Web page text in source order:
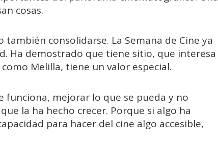
cosas.
también consolidarse. La Semana de Cine ya
Ha demostrado que tiene sitio, que interesa
Melilla, tiene un valor especial.
funciona, mejorar lo que se pueda y no
la ha hecho crecer. Porque si algo ha
para hacer del cine algo accesible,